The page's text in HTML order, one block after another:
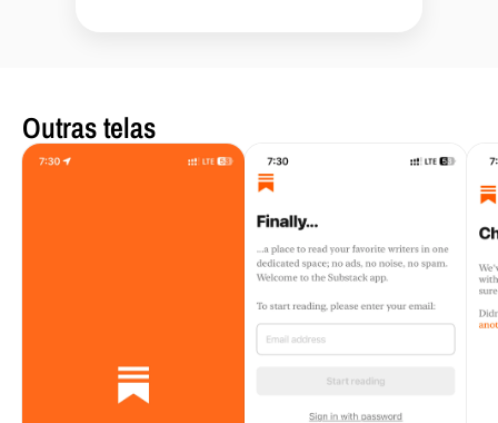
Outras telas